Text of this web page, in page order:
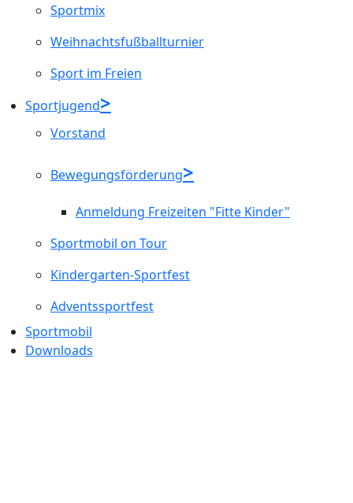
Sportmix
Weihnachtsfußballturnier
Sport im Freien
Sportjugend
Vorstand
Bewegungsförderung
Anmeldung Freizeiten "Fitte Kinder"
Sportmobil on Tour
Kindergarten-Sportfest
Adventssportfest
Sportmobil
Downloads